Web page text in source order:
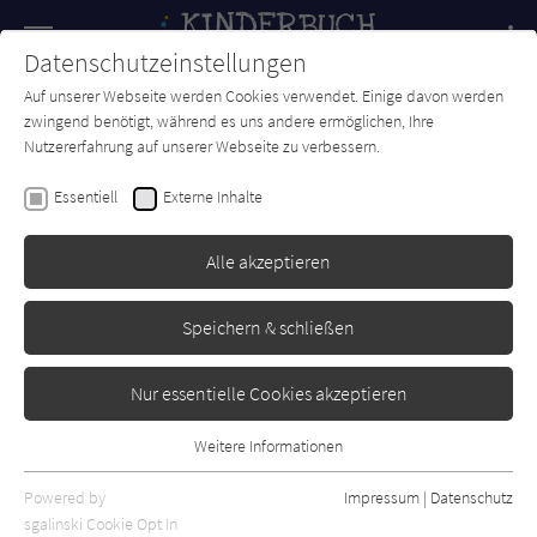
SUCHE Forum Charts Newsletter
Emma Yarlett
Standard
Alle Altersgruppen anzeigen
Datenschutzeinstellungen
Auf unserer Webseite werden Cookies verwendet. Einige davon werden
zwingend benötigt, während es uns andere ermöglichen, Ihre
Nutzererfahrung auf unserer Webseite zu verbessern.
Essentiell Externe Inhalte
Alle akzeptieren
Speichern & schließen
Nur essentielle Cookies akzeptieren
Essentielle Cookies werden für grundlegende Funktionen der
Webseite benötigt. Dadurch ist gewährleistet, dass die Webseite
Weitere Informationen
Powered by
sgalinski Cookie Opt In
Impressum | Datenschutz